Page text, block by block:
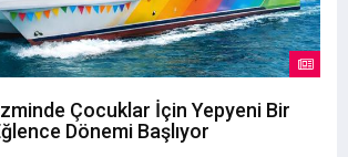
Çocuklar İçin Yepyeni Bir
Dönemi Başlıyor